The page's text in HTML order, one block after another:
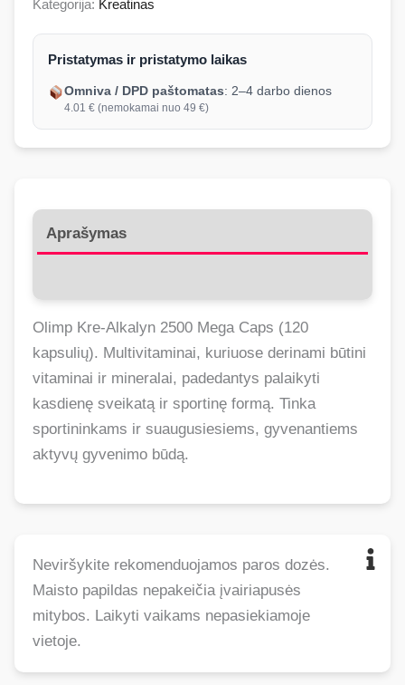
Kategorija: Kreatinas
Pristatymas ir pristatymo laikas
Omniva / DPD paštomatas: 2–4 darbo dienos
4.01 € (nemokamai nuo 49 €)
Aprašymas
Olimp Kre-Alkalyn 2500 Mega Caps (120
kapsulių). Multivitaminai, kuriuose derinami būtini
vitaminai ir mineralai, padedantys palaikyti
kasdienę sveikatą ir sportinę formą. Tinka
sportininkams ir suaugusiesiems, gyvenantiems
aktyvų gyvenimo būdą.
Neviršykite rekomenduojamos paros dozės.
Maisto papildas nepakeičia įvairiapusės
mitybos. Laikyti vaikams nepasiekiamoje
vietoje.